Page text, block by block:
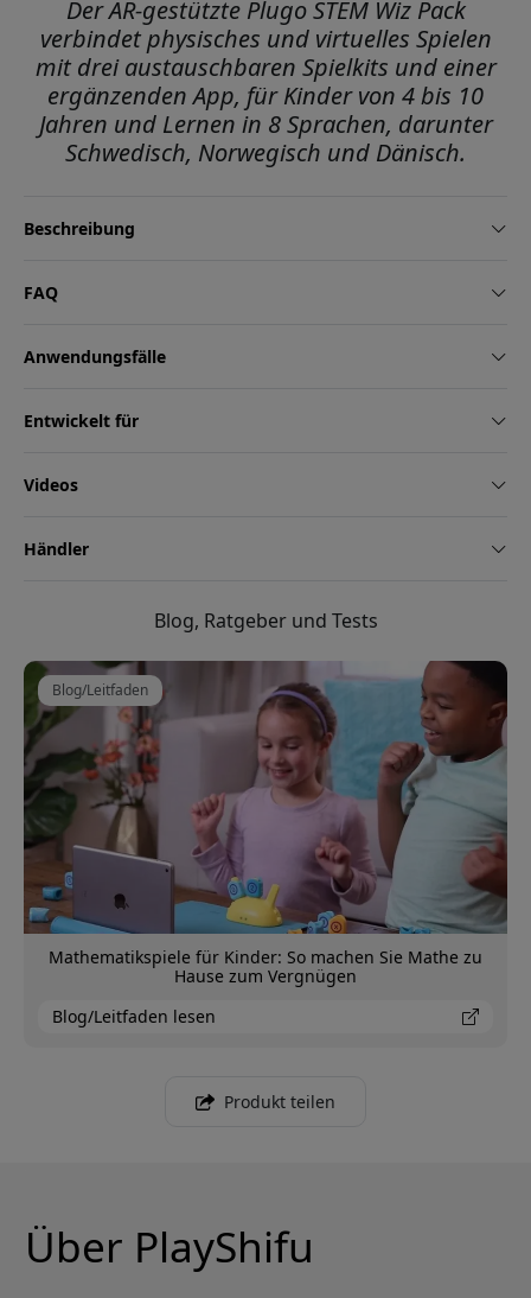
Der AR-gestützte Plugo STEM Wiz Pack
verbindet physisches und virtuelles Spielen
mit drei austauschbaren Spielkits und einer
ergänzenden App, für Kinder von 4 bis 10
Jahren und Lernen in 8 Sprachen, darunter
Schwedisch, Norwegisch und Dänisch.
Beschreibung
FAQ
Anwendungsfälle
Entwickelt für
Videos
Händler
Blog, Ratgeber und Tests
Blog/Leitfaden
Mathematikspiele für Kinder: So machen Sie Mathe zu
Hause zum Vergnügen
Blog/Leitfaden lesen
Produkt teilen
Über PlayShifu